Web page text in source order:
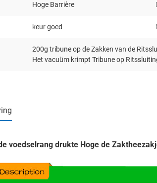
Hoge Barrière
keur goed
200g tribune op de Zakken van de
Het vacuüm krimpt Tribune op
voedselrang drukte Hoge de